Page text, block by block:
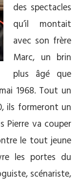
des spectacles
qu’il montait
avec son frère
Marc, un brin
plus âgé que
1968. Tout un
ils formeront un
Pierre va couper
le tout jeune
les portes du
scénariste,